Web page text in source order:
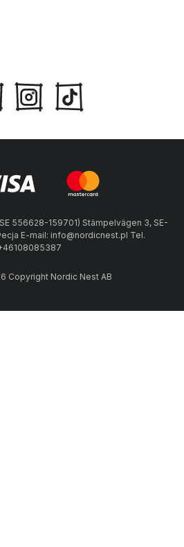
556628-159701) Stämpelvägen 3, SE-
E-mail: info@nordicnest.pl Tel.
Copyright Nordic Nest AB